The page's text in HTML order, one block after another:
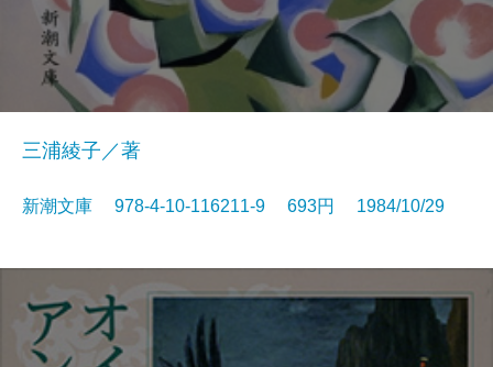
三浦綾子／著
新潮文庫 978-4-10-116211-9 693円 1984/10/29